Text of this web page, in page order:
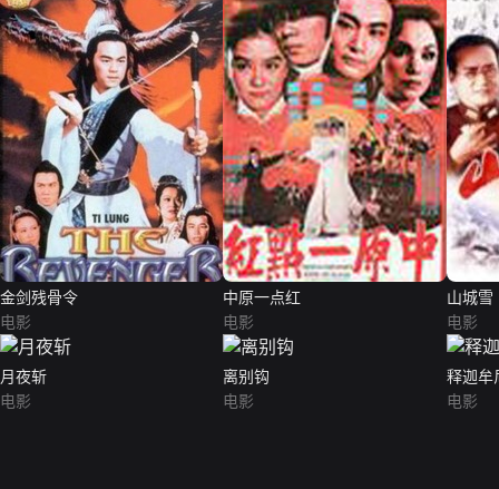
金剑残骨令
电影
中原一点红
电影
山城雪
电影
月夜斩
电影
离别钩
电影
释迦牟
电影